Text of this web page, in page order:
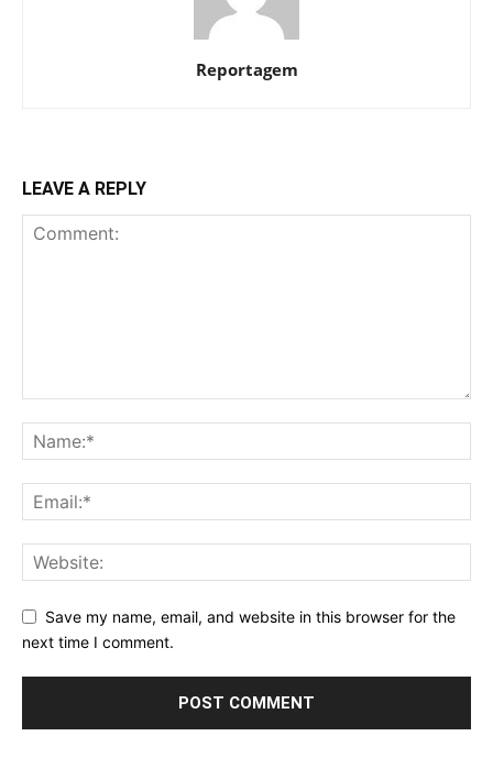
Reportagem
LEAVE A REPLY
Save my name, email, and website in this browser for the
next time I comment.